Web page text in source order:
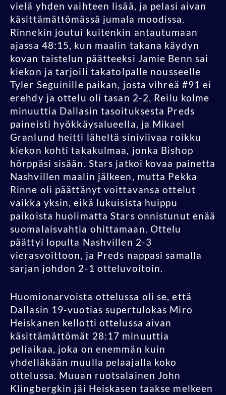
vielä yhden vaihteen lisää, ja pelasi aivan
käsittämättömässä jumala moodissa.
Rinnekin joutui kuitenkin antautumaan
ajassa 48:15, kun maalin takana käydyn
kovan taistelun päätteeksi Jamie Benn sai
kiekon ja tarjoili takatolpalle nousseelle
Tyler Seguinille paikan, josta vihreä #91 ei
erehdy ja ottelu oli tasan 2-2. Reilu kolme
minuuttia Dallasin tasoituksesta Preds
paineisti hyökkäysalueella, ja Mikael
Granlund heitti läheltä siniviivaa roikku
kiekon kohti takakulmaa, jonka Bishop
hörppäsi sisään. Stars jatkoi kovaa painetta
Nashvillen maalin jälkeen, mutta Pekka
Rinne oli päättänyt voittavansa ottelut
vaikka yksin, eikä lukuisista huippu
paikoista huolimatta Stars onnistunut enää
suomalaisvahtia ohittamaan. Ottelu
päättyi lopulta Nashvillen 2-3
vierasvoittoon, ja Preds nappasi samalla
sarjan johdon 2-1 otteluvoitoin.
Huomionarvoista ottelussa oli se, että
Dallasin 19-vuotias supertulokas Miro
Heiskanen kellotti ottelussa aivan
käsittämättömät 28:17 minuuttia
peliaikaa, joka on enemmän kuin
yhdelläkään muulla pelaajalla koko
ottelussa. Muuan ruotsalainen John
Klingbergkin jäi Heiskasen taakse melkeen